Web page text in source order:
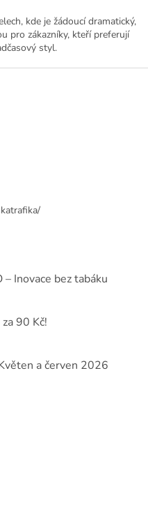
kde je žádoucí dramatický,
pro zákazníky, kteří preferují
styl.
Inovace bez tabáku
90 Kč!
a červen 2026